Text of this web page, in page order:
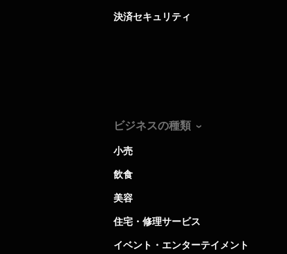
決済セキュリティ
ビジネスの種類
小売
飲食
美容
住宅・修理サービス
イベント・エンターテイメント